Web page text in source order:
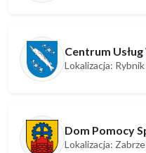
Centrum
Lokalizacja: Rybnik
Dom Pomocy
Lokalizacja: Zabrze